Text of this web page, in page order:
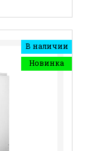
В наличии
Новинка